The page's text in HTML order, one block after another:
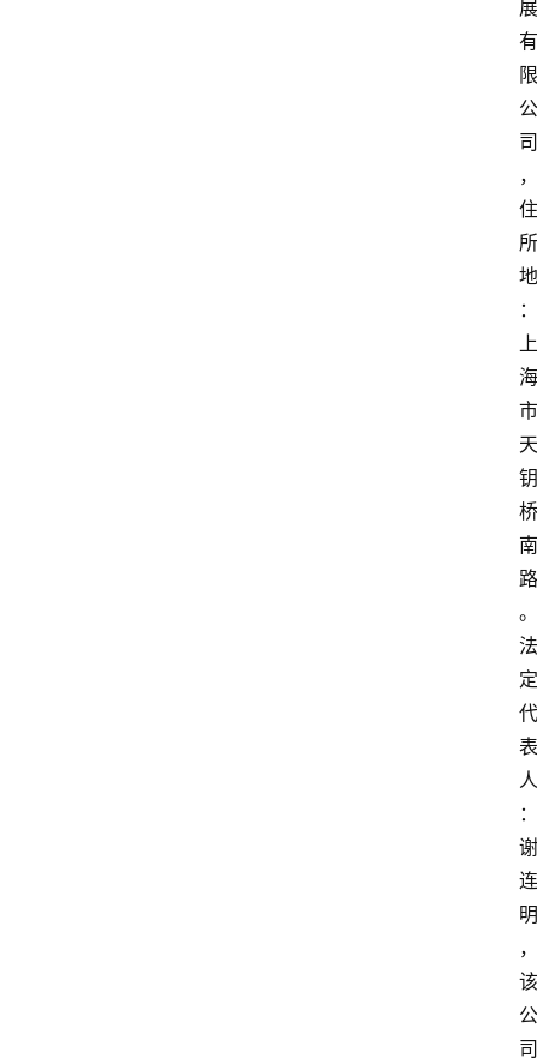
展
有
限
公
司
，
住
所
地
：
上
海
市
天
钥
桥
南
路
。
法
定
代
表
人
：
谢
连
明
，
该
公
司